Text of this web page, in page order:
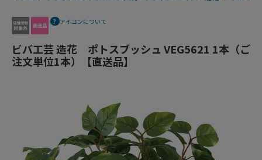
アイコンについて
ビバ工芸 造花 ポトスブッシュ VEG5621 1本（ご
注文単位1本）【直送品】